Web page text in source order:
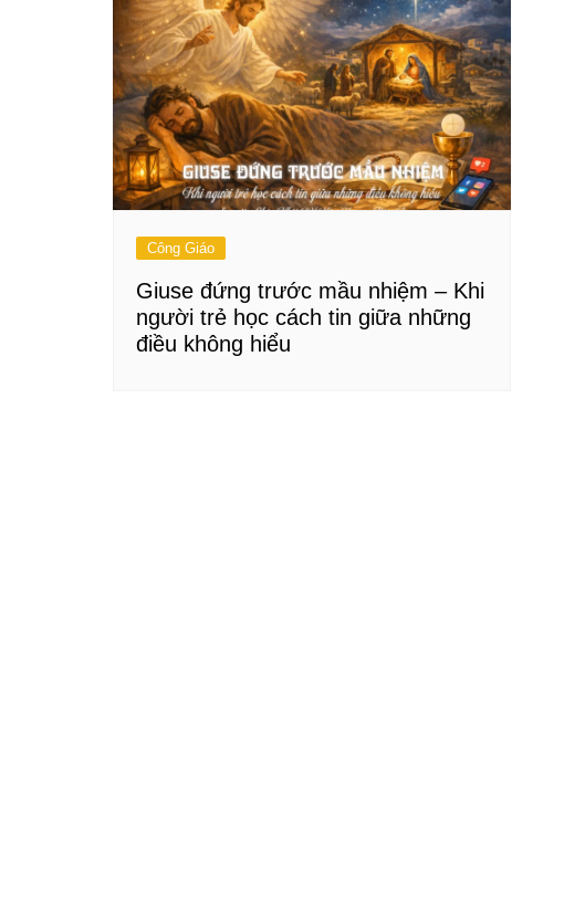
Công Giáo
Giuse đứng trước mầu nhiệm – Khi
người trẻ học cách tin giữa những
điều không hiểu